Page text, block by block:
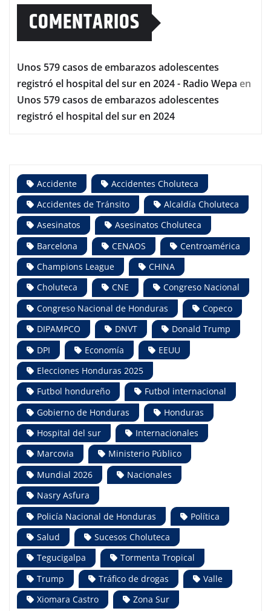
COMENTARIOS
Unos 579 casos de embarazos adolescentes
registró el hospital del sur en 2024 - Radio Wepa en
Unos 579 casos de embarazos adolescentes
registró el hospital del sur en 2024
Accidente
Accidentes Choluteca
Accidentes de Tránsito
Alcaldía Choluteca
Asesinatos
Asesinatos Choluteca
Barcelona
CENAOS
Centroamérica
Champions League
CHINA
Choluteca
CNE
Congreso Nacional
Congreso Nacional de Honduras
Copeco
DIPAMPCO
DNVT
Donald Trump
DPI
Economía
EEUU
Elecciones Honduras 2025
Futbol hondureño
Futbol internacional
Gobierno de Honduras
Honduras
Hospital del sur
Internacionales
Marcovia
Ministerio Público
Mundial 2026
Nacionales
Nasry Asfura
Policía Nacional de Honduras
Política
Salud
Sucesos Choluteca
Tegucigalpa
Tormenta Tropical
Trump
Tráfico de drogas
Valle
Xiomara Castro
Zona Sur